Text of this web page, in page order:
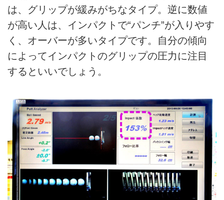
は、グリップが緩みがちなタイプ。逆に数値
が高い人は、インパクトで“パンチ”が入りやす
く、オーバーが多いタイプです。自分の傾向
によってインパクトのグリップの圧力に注目
するといいでしょう。